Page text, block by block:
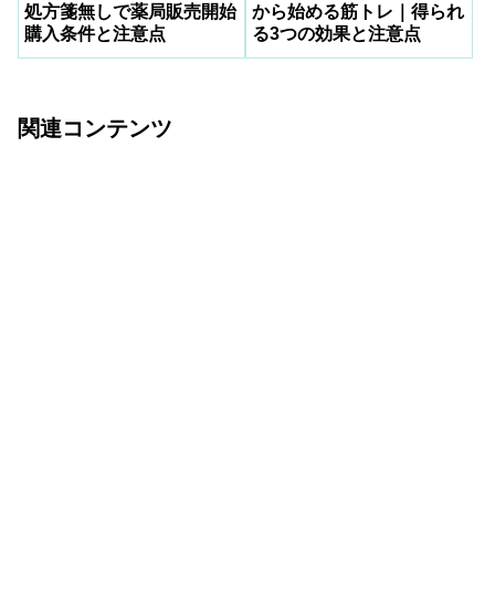
処方箋無しで薬局販売開始
購入条件と注意点
から始める筋トレ｜得られ
る3つの効果と注意点
関連コンテンツ